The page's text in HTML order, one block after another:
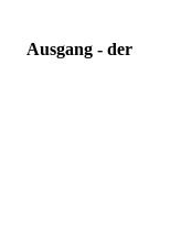
Ausgang - der